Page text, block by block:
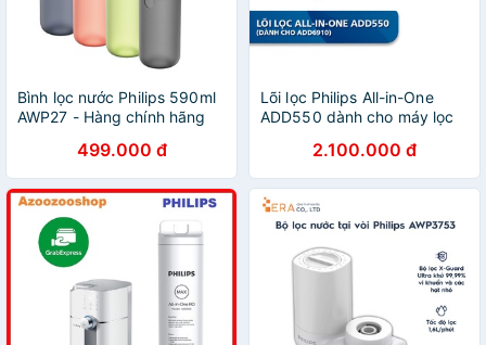
Bình lọc nước Philips 590ml
AWP27 - Hàng chính hãng
499.000 đ
Lõi lọc Philips All-in-One
ADD550 dành cho máy lọc
2.100.000 đ